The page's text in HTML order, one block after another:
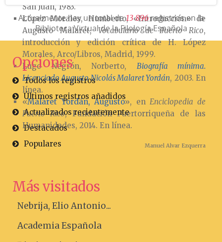
San Juan, 1983.
López Morales, Humberto, «Introducción» de
Augusto Malaret,Vocabulario de Puerto Rico,
introducción y edición crítica de H. López
Morales, Arco/Libros, Madrid, 1999.
Lugo Negrón, Norberto, Biografía mínima.
Licenciado Augusto Nicolás Malaret Yordán, 2003. En
línea.
«Malaret Yordán, Augusto», enEnciclopedia de
Puerto Rico, Fundación Puertorriqueña de las
Humanidades, 2014. En línea.
Manuel Alvar Ezquerra
Actualmente hay un total de13 896registros en la
Biblioteca Virtual de la Filología Española
Opciones
Todos los registros
Últimos registros añadidos
Actualizados recientemente
Destacados
Populares
Más visitados
Nebrija, Elio Antonio...
Academia Española